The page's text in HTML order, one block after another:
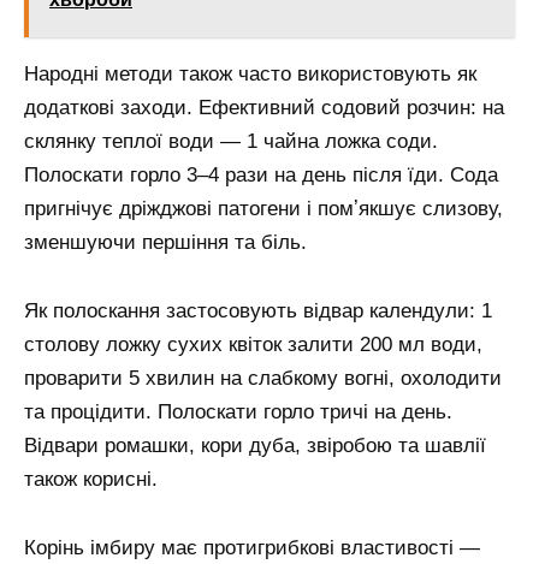
Народні методи також часто використовують як
додаткові заходи. Ефективний содовий розчин: на
склянку теплої води — 1 чайна ложка соди.
Полоскати горло 3–4 рази на день після їди. Сода
пригнічує дріжджові патогени і помʼякшує слизову,
зменшуючи першіння та біль.
Як полоскання застосовують відвар календули: 1
столову ложку сухих квіток залити 200 мл води,
проварити 5 хвилин на слабкому вогні, охолодити
та процідити. Полоскати горло тричі на день.
Відвари ромашки, кори дуба, звіробою та шавлії
також корисні.
Корінь імбиру має протигрибкові властивості —